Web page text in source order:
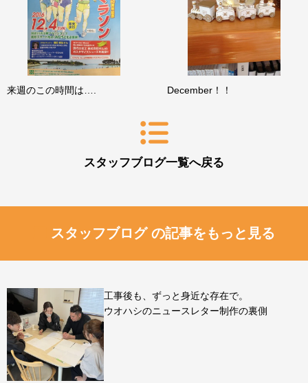
来週のこの時間は….
スタッフブログ一覧へ戻る
December！！
スタッフブログ の記事をもっと見る
工事後も、ずっと身近な存在で。
ウオハシのニュースレター制作の裏側